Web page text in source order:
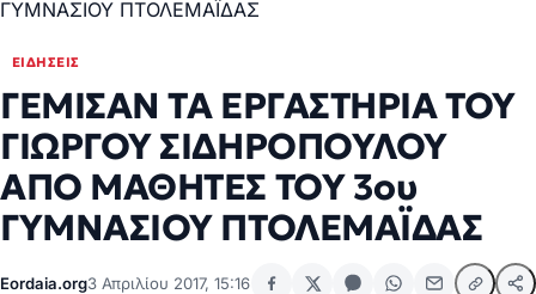
ΓΥΜΝΑΣΙΟΥ ΠΤΟΛΕΜΑΪΔΑΣ
ΕΙΔΉΣΕΙΣ
ΓΕΜΙΣΑΝ ΤΑ ΕΡΓΑΣΤΗΡΙΑ ΤΟΥ
ΓΙΩΡΓΟΥ ΣΙΔΗΡΟΠΟΥΛΟΥ
ΑΠΟ ΜΑΘΗΤΕΣ ΤΟΥ 3ου
ΓΥΜΝΑΣΙΟΥ ΠΤΟΛΕΜΑΪΔΑΣ
Eordaia.org3 Απριλίου 2017, 15:16